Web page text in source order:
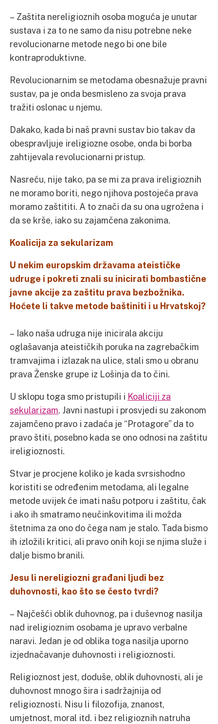
– Zaštita nereligioznih osoba moguća je unutar
sustava i za to ne samo da nisu potrebne neke
revolucionarne metode nego bi one bile
kontraproduktivne.
Revolucionarnim se metodama obesnažuje pravni
sustav, pa je onda besmisleno za svoja prava
tražiti oslonac u njemu.
Dakako, kada bi naš pravni sustav bio takav da
obespravljuje ireligiozne osobe, onda bi borba
zahtijevala revolucionarni pristup.
Nasreću, nije tako, pa se mi za prava ireligioznih
ne moramo boriti, nego njihova postojeća prava
moramo zaštititi. A to znači da su ona ugrožena i
da se krše, iako su zajamčena zakonima.
Koalicija za sekularizam
U nekim europskim državama ateističke
udruge i pokreti znali su inicirati bombastične
javne akcije za zaštitu prava bezbožnika.
Hoćete li takve metode baštiniti i u Hrvatskoj?
– Iako naša udruga nije inicirala akciju
oglašavanja ateističkih poruka na zagrebačkim
tramvajima i izlazak na ulice, stali smo u obranu
prava Ženske grupe iz Lošinja da to čini.
U sklopu toga smo pristupili i Koaliciji za
sekularizam. Javni nastupi i prosvjedi su zakonom
zajamčeno pravo i zadaća je “Protagore” da to
pravo štiti, posebno kada se ono odnosi na zaštitu
ireligioznosti.
Stvar je procjene koliko je kada svrsishodno
koristiti se određenim metodama, ali legalne
metode uvijek će imati našu potporu i zaštitu, čak
i ako ih smatramo neučinkovitima ili možda
štetnima za ono do čega nam je stalo. Tada bismo
ih izložili kritici, ali pravo onih koji se njima služe i
dalje bismo branili.
Jesu li nereligiozni građani ljudi bez
duhovnosti, kao što se često tvrdi?
– Najčešći oblik duhovnog, pa i duševnog nasilja
nad ireligioznim osobama je upravo verbalne
naravi. Jedan je od oblika toga nasilja uporno
izjednačavanje duhovnosti i religioznosti.
Religioznost jest, doduše, oblik duhovnosti, ali je
duhovnost mnogo šira i sadržajnija od
religioznosti. Nisu li filozofija, znanost,
umjetnost, moral itd. i bez religioznih natruha